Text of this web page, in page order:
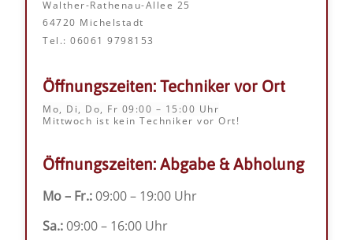
Walther-Rathenau-Allee 25
64720 Michelstadt
Tel.: 06061 9798153
Öffnungszeiten: Techniker vor Ort
Mo, Di, Do, Fr 09:00 – 15:00 Uhr
Mittwoch ist kein Techniker vor Ort!
Öffnungszeiten: Abgabe & Abholung
Mo – Fr.:09:00 – 19:00 Uhr
Sa.:09:00 – 16:00 Uhr